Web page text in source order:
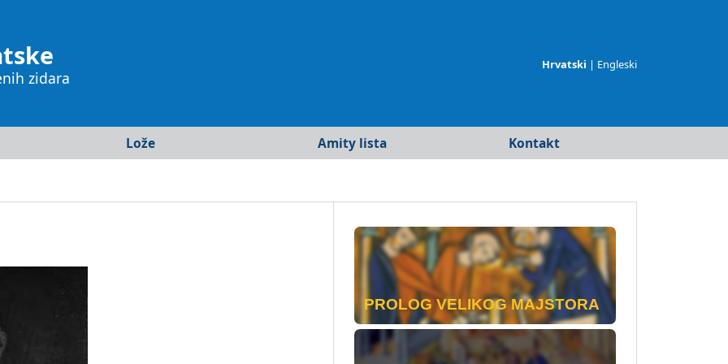
zidara
Hrvatski | Engleski
Lože
Rijeka
Amity lista
SAD
Južna Amerika
Kontakt
PROLOG VELIKOG MAJSTORA